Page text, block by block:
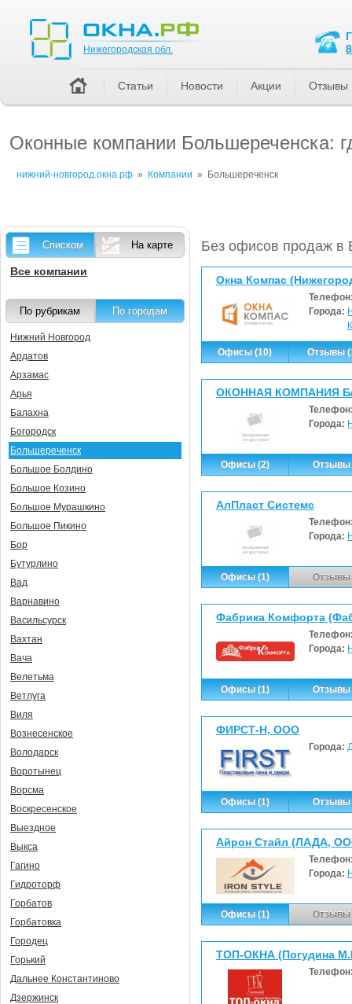
Оконные компании Большереченска:
нижний-новгород.окна.рф » Компании » Большереченск
Без офисов продаж в
Окна Компас
Города:
Офисы (10) Отзывы
ОКОННАЯ КОМПАНИЯ
Города:
Офисы (2) Отзывы
АлПласт Системс
Города:
Офисы (1) Отзывы
Фабрика Комфорта
Города:
Офисы (1) Отзывы
ФИРСТ-Н, ООО
Города:
Офисы (1) Отзывы
Айрон Стайл (ЛАДА,
Города:
Офисы (1) Отзывы
ТОП-ОКНА (Погудина
Списком На карте
Все компании
По рубрикам По городам
Нижний Новгород
Ардатов
Арзамас
Арья
Балахна
Богородск
Большереченск
Большое Болдино
Большое Козино
Большое Мурашкино
Большое Пикино
Бор
Бутурлино
Вад
Варнавино
Васильсурск
Вахтан
Вача
Велетьма
Ветлуга
Виля
Вознесенское
Володарск
Воротынец
Ворсма
Воскресенское
Выездное
Выкса
Гагино
Гидроторф
Горбатов
Горбатовка
Городец
Горький
Дальнее Константиново
Дзержинск
Нижегородская обл.
Статьи Новости Акции Отзывы